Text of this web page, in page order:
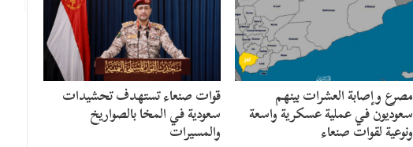
مصرع وإصابة العشرات بينهم
سعوديون في عملية عسكرية واسعة
ونوعية لقوات صنعاء
قوات صنعاء تستهدف تحشيدات
سعودية في المخا بالصواريخ
والمسيرات